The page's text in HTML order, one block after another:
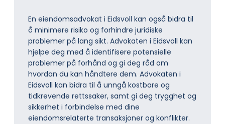
En eiendomsadvokat i Eidsvoll kan også bidra til
å minimere risiko og forhindre juridiske
problemer på lang sikt. Advokaten i Eidsvoll kan
hjelpe deg med å identifisere potensielle
problemer på forhånd og gi deg råd om
hvordan du kan håndtere dem. Advokaten i
Eidsvoll kan bidra til å unngå kostbare og
tidkrevende rettssaker, samt gi deg trygghet og
sikkerhet i forbindelse med dine
eiendomsrelaterte transaksjoner og konflikter.